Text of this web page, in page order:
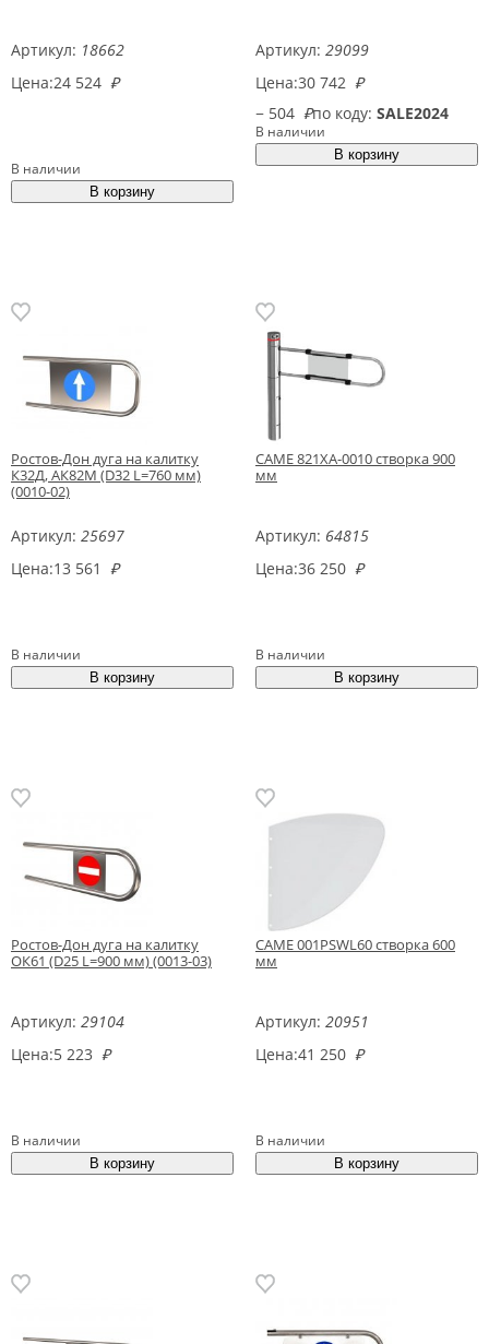
Артикул: 18662
Цена:24 524 ₽
В наличии
Артикул: 29099
Цена:30 742 ₽
− 504 ₽по коду: SALE2024
В наличии
Ростов-Дон дуга на калитку
К32Д, АК82М (D32 L=760 мм)
(0010-02)
Артикул: 25697
Цена:13 561 ₽
В наличии
CAME 821XA-0010 створка 900
мм
Артикул: 64815
Цена:36 250 ₽
В наличии
Ростов-Дон дуга на калитку
ОК61 (D25 L=900 мм) (0013-03)
Артикул: 29104
Цена:5 223 ₽
В наличии
CAME 001PSWL60 створка 600
мм
Артикул: 20951
Цена:41 250 ₽
В наличии